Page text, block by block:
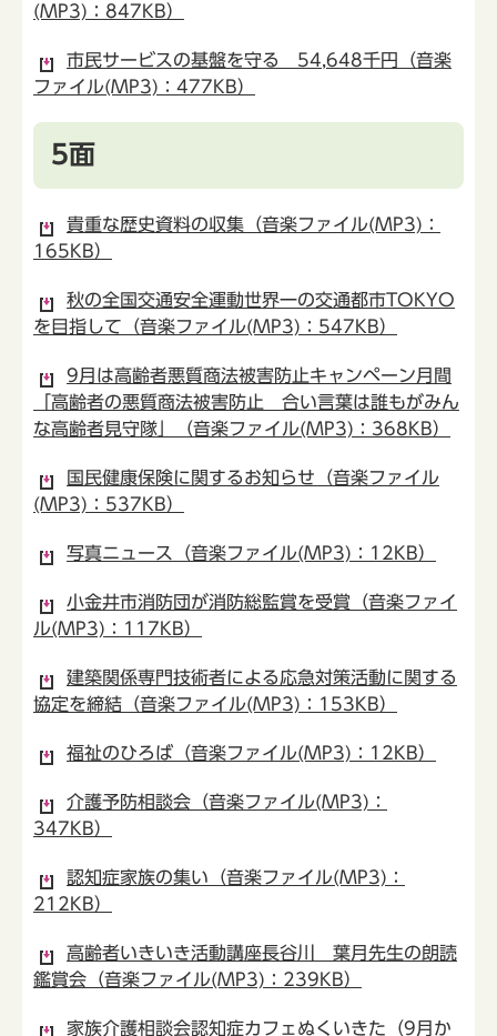
(MP3)：847KB）
市民サービスの基盤を守る 54,648千円（音楽
ファイル(MP3)：477KB）
5面
貴重な歴史資料の収集（音楽ファイル(MP3)：
165KB）
秋の全国交通安全運動世界一の交通都市TOKYO
を目指して（音楽ファイル(MP3)：547KB）
9月は高齢者悪質商法被害防止キャンペーン月間
「高齢者の悪質商法被害防止 合い言葉は誰もがみん
な高齢者見守隊」（音楽ファイル(MP3)：368KB）
国民健康保険に関するお知らせ（音楽ファイル
(MP3)：537KB）
写真ニュース（音楽ファイル(MP3)：12KB）
小金井市消防団が消防総監賞を受賞（音楽ファイ
ル(MP3)：117KB）
建築関係専門技術者による応急対策活動に関する
協定を締結（音楽ファイル(MP3)：153KB）
福祉のひろば（音楽ファイル(MP3)：12KB）
介護予防相談会（音楽ファイル(MP3)：
347KB）
認知症家族の集い（音楽ファイル(MP3)：
212KB）
高齢者いきいき活動講座長谷川 葉月先生の朗読
鑑賞会（音楽ファイル(MP3)：239KB）
家族介護相談会認知症カフェぬくいきた（9月か